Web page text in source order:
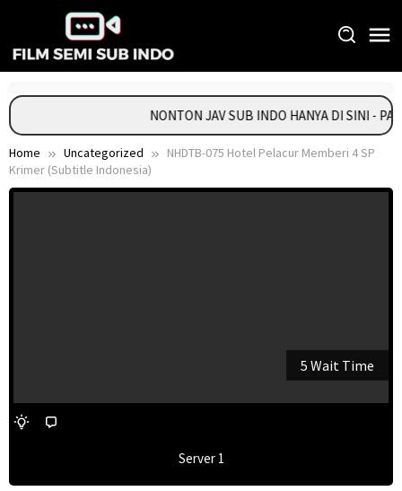
content
NONTON JAV SUB INDO HANYA DI SINI -
Home Uncategorized
NHDTB-075 Hotel Pelacur Memberi 4 SP
Krimer (Subtitle Indonesia)
5 Wait Time
Server 1